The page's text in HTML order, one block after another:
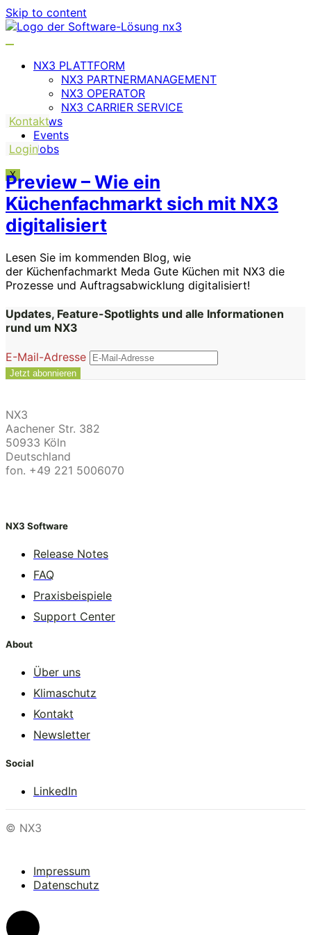
Skip to content
NX3 PLATTFORM
NX3 PARTNERMANAGEMENT
NX3 OPERATOR
NX3 CARRIER SERVICE
News
Events
Jobs
X
Kontakt
Login
Preview – Wie ein
Küchenfachmarkt sich mit NX3
digitalisiert
Lesen Sie im kommenden Blog, wie
der Küchenfachmarkt Meda Gute Küchen mit NX3 die
Prozesse und Auftragsabwicklung digitalisiert!
Updates, Feature-Spotlights und alle Informationen
rund um NX3
E-Mail-Adresse
NX3
Aachener Str. 382
50933 Köln
Deutschland
fon. +49 221 5006070
NX3 Software
Release Notes
FAQ
Praxisbeispiele
Support Center
About
Über uns
Klimaschutz
Kontakt
Newsletter
Social
LinkedIn
© NX3
Impressum
Datenschutz